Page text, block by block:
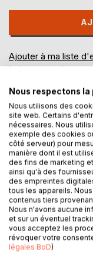
Ajouter à ma liste
Laisser un avis
DESCRIPTION
Ce "Carillon" fait
à des "horloges
munies de tuyaux,
le Prince Esterhazy
avons retranscrites
clarinette en si
Nous respectons
Nous utilisons des
site web. Certains
nécessaires. Nous
exemple des cookies
côté serveur) pour
manière dont il est
des fins de marketing
ainsi qu'à des
des empreintes
tous les appareils.
contenus tiers
Nous n'avons aucune
et sur un éventuel
vous acceptez les
révoquer votre
légales BoD)